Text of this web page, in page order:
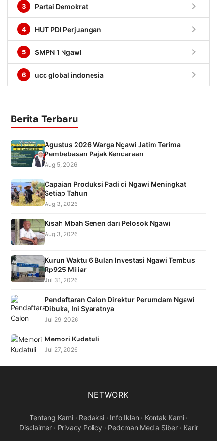
3 Partai Demokrat chevron_right
4 HUT PDI Perjuangan chevron_right
5 SMPN 1 Ngawi chevron_right
6 ucc global indonesia chevron_right
Berita Terbaru
Agustus 2026 Warga Ngawi Jatim Terima
Pembebasan Pajak Kendaraan
Aug 5, 2026
Capaian Produksi Padi di Ngawi Meningkat
Setiap Tahun
Aug 3, 2026
Kisah Mbah Senen dari Pelosok Ngawi
Aug 3, 2026
Kurun Waktu 6 Bulan Investasi Ngawi Tembus
Rp925 Miliar
Jul 31, 2026
Pendaftaran Calon Direktur Perumdam Ngawi
Dibuka, Ini Syaratnya
Jul 29, 2026
Memori Kudatuli
Jul 27, 2026
NETWORK
Tentang Kami· Redaksi· Info Iklan · Kontak Kami·
Disclaimer· Privacy Policy · Pedoman Media Siber· Karir